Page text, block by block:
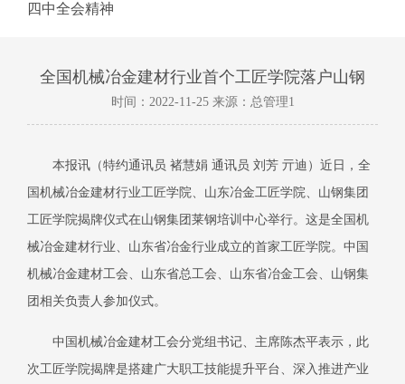
四中全会精神
全国机械冶金建材行业首个工匠学院落户山钢
时间：2022-11-25 来源：总管理1
本报讯（特约通讯员 褚慧娟 通讯员 刘芳 亓迪）近日，全
国机械冶金建材行业工匠学院、山东冶金工匠学院、山钢集团
工匠学院揭牌仪式在山钢集团莱钢培训中心举行。这是全国机
械冶金建材行业、山东省冶金行业成立的首家工匠学院。中国
机械冶金建材工会、山东省总工会、山东省冶金工会、山钢集
团相关负责人参加仪式。
中国机械冶金建材工会分党组书记、主席陈杰平表示，此
次工匠学院揭牌是搭建广大职工技能提升平台、深入推进产业